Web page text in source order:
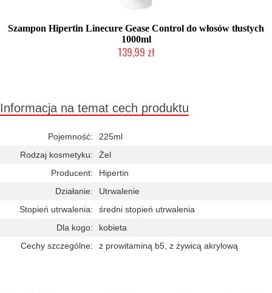
Szampon Hipertin Linecure Gease Control do włosów tłustych
1000ml
139,99 zł
Informacja na temat cech produktu
Pojemność:
225ml
Rodzaj kosmetyku:
Żel
Producent:
Hipertin
Działanie:
Utrwalenie
Stopień utrwalenia:
średni stopień utrwalenia
Dla kogo:
kobieta
Cechy szczególne:
z prowitaminą b5, z żywicą akrylową